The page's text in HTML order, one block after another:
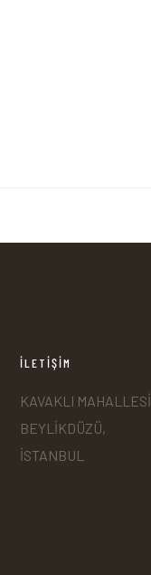
İLETİŞİM
KAVAKLI MAHALLESİ
BEYLİKDÜZÜ,
İSTANBUL